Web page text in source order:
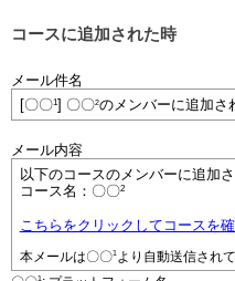
コースに追加された時
メール件名
[〇〇1] 〇〇2のメンバーに追加さ
メール内容
以下のコースのメンバーに追加さ
コース名：〇〇2
こちらをクリックしてコースを
本メールは〇〇1より自動送信され
1